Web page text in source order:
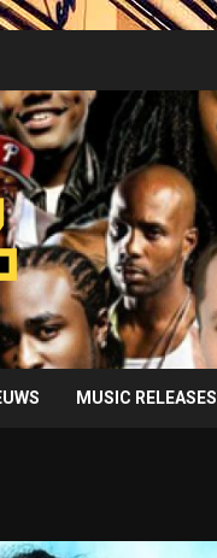
MUSIC RELEASES